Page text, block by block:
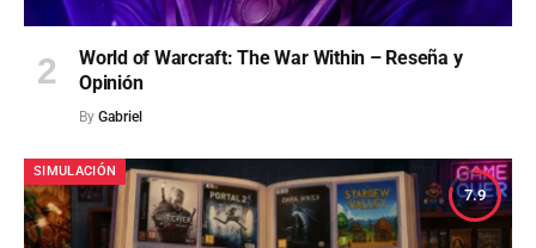
World of Warcraft: The War Within – Reseña y
Opinión
By Gabriel
7.9
SIMULACIÓN